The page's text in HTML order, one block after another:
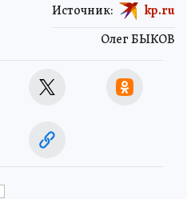
Олег БЫКОВ
Источник: kp.ru